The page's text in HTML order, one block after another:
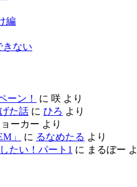
編
きない
ーン！ に 咲 より
た話 に ひろ より
ーカー より
」
に るなめたる より
たい！パート1 に まるぼー